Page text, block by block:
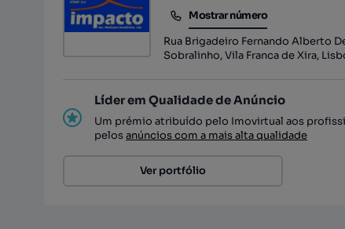
Mostrar número
Mostrar número
Rua Brigadeiro Fernando Alberto
Sobralinho, Vila Franca de Xira,
Líder em Qualidade de Anúncio
Um prémio atribuído pelo Imovirtual aos
pelosanúncios com a mais alta qualidade
Ver portfólio